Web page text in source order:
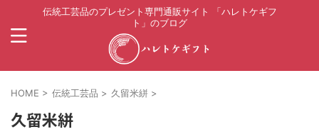
伝統工芸品のプレゼント専門通販サイト 「ハレトケギフ
ト」のブログ
HOME > 伝統工芸品 > 久留米絣 >
久留米絣